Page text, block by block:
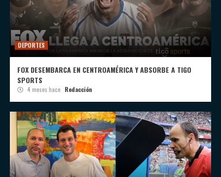
DEPORTES
FOX DESEMBARCA EN CENTROAMÉRICA Y ABSORBE A TIGO
SPORTS
4 meses hace Redacción